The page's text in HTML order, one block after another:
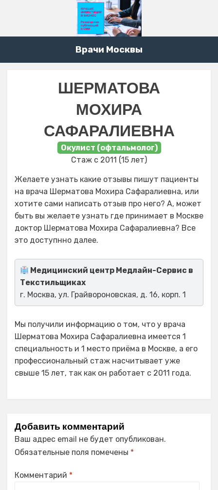
Врачи Москвы
ШЕРМАТОВА
МОХИРА
САФАРАЛИЕВНА
Окулист (офтальмолог)
Стаж с 2011 (15 лет)
Желаете узнать какие отзывы пишут пациенты
на врача Шерматова Мохира Сафаралиевна, или
хотите сами написать отзыв про него? А, может
быть вы желаете узнать где принимает в Москве
доктор Шерматова Мохира Сафаралиевна? Все
это доступнно далее.
Медицинский центр Медлайн-Сервис в
Текстильщиках
г. Москва, ул. Грайвороновская, д. 16, корп. 1
Мы получили информацию о том, что у врача
Шерматова Мохира Сафаралиевна имеется 1
специальность и 1 место приёма в Москве, а его
профессиональный стаж насчитывает уже
свыше 15 лет, так как он работает с 2011 года.
Добавить комментарий
Ваш адрес email не будет опубликован.
Обязательные поля помечены *
Комментарий *